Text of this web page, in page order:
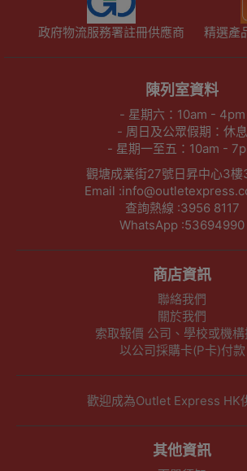
政府物流服務署註冊供應商 精選產
陳列室資料
- 星期六：10am - 4pm
- 周日及公眾假期：休息
- 星期一至五：10am -
觀塘成業街27號日昇中心3樓
Email
查詢熱線 :3956 8117
WhatsApp :53694990
商店資訊
聯絡我們
關於我們
索取報價 公司、學校或機
以公司採購卡(P卡)付款
歡迎成為Outlet Express HK
其他資訊